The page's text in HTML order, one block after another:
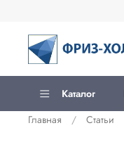
Каталог
Главная
Статьи